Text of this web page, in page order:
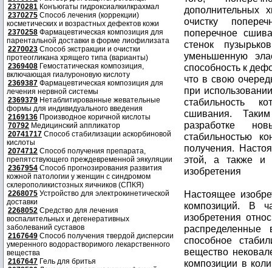
2370281 Конъюгаты гидроксиалкилкрахмал
2370275 Способ лечения (коррекции)
косметических и возрастных дефектов кожи
2370258 Фармацевтическая композиция для
парентальной доставки в форме лиофилизата
2270023 Способ экстракции и очистки
протеогликана хрящего типа (варианты)
2369408 Гемостатическая композиция,
включающая гиалуроновую кислоту
2369387 Фармацевтическая композиция для
лечения нервной системы
2369379 Нетаблитированные жевательные
формы для индивидуального введения
2169136 Производное коричной кислоты
70792 Медицинский аппликатор
20741717 Способ стабилизации аскорбиновой
кислоты
2074712 Способ получения препарата,
препятствующего преждевременной эякуляции
2367954 Способ прогнозирования развития
кожной патологии у женщин с синдромом
склерополикистозных яичников (СПКЯ)
2268075 Устройство для электрокинетической
доставки
2268052 Средство для лечения
воспалительных и дегенеративных
заболеваний суставов
2167649 Способ получения твердой дисперсии
умеренного водорастворимого лекарственного
вещества
2167647 Гель для бритья
дополнительных
очистку
поперечное
стенок
уменьшенную
способность к
что в свою
при
стабильность
сшивания.
разработке
стабильностью
получения.
этой, а также и
изобретения
Настоящее
композиций. В
изобретения
способное
вещество
композиции в